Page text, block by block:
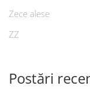
Zece alese
ZZ
Postări